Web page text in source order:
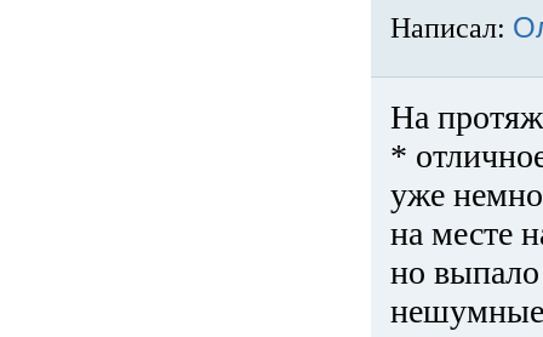
Написал:
На
*
уже
на месте
но
нешумные